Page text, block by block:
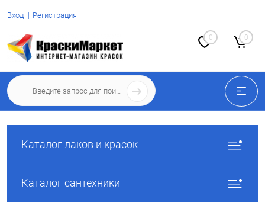
Вход Регистрация
0 0
Каталог лаков и красок
Каталог сантехники